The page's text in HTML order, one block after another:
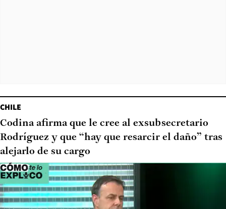
CHILE
Codina afirma que le cree al exsubsecretario
Rodríguez y que “hay que resarcir el daño” tras
alejarlo de su cargo